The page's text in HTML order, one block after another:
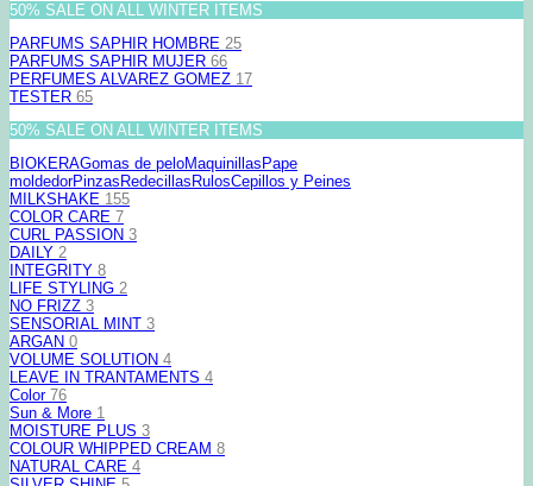
50% SALE ON ALL WINTER ITEMS
PARFUMS SAPHIR HOMBRE 25
PARFUMS SAPHIR MUJER 66
PERFUMES ALVAREZ GOMEZ 17
TESTER 65
50% SALE ON ALL WINTER ITEMS
BIOKERAGomas de peloMaquinillas Pape
moldedorPinzas Redecillas RulosCepillos y Peines
MILKSHAKE 155
COLOR CARE 7
CURL PASSION 3
DAILY 2
INTEGRITY 8
LIFE STYLING 2
NO FRIZZ 3
SENSORIAL MINT 3
ARGAN 0
VOLUME SOLUTION 4
LEAVE IN TRANTAMENTS 4
Color 76
Sun & More 1
MOISTURE PLUS 3
COLOUR WHIPPED CREAM 8
NATURAL CARE 4